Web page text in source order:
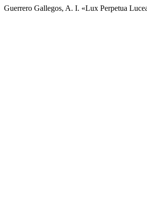
Guerrero Gallegos, A. I. «Lux Perpetua